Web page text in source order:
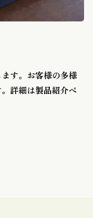
す。お客様の多様
詳細は製品紹介ペ